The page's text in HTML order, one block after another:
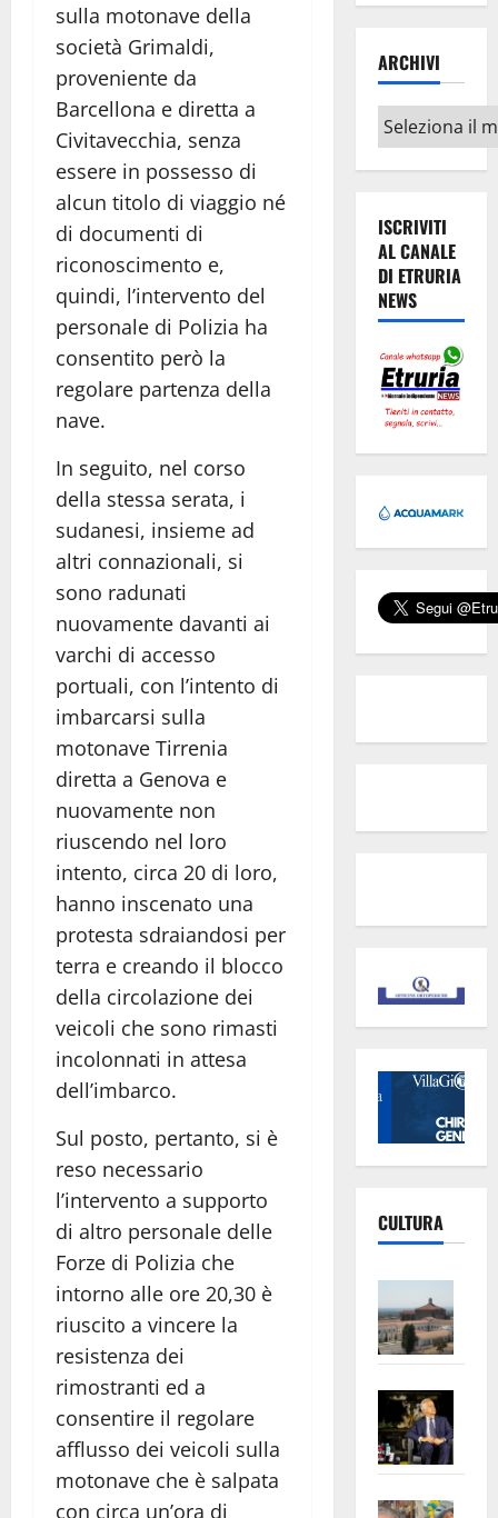
sulla motonave della
società Grimaldi,
proveniente da
Barcellona e diretta a
Civitavecchia, senza
essere in possesso di
alcun titolo di viaggio né
di documenti di
riconoscimento e,
quindi, l’intervento del
personale di Polizia ha
consentito però la
regolare partenza della
nave.
In seguito, nel corso
della stessa serata, i
sudanesi, insieme ad
altri connazionali, si
sono radunati
nuovamente davanti ai
varchi di accesso
portuali, con l’intento di
imbarcarsi sulla
motonave Tirrenia
diretta a Genova e
nuovamente non
riuscendo nel loro
intento, circa 20 di loro,
hanno inscenato una
protesta sdraiandosi per
terra e creando il blocco
della circolazione dei
veicoli che sono rimasti
incolonnati in attesa
dell’imbarco.
Sul posto, pertanto, si è
reso necessario
l’intervento a supporto
di altro personale delle
Forze di Polizia che
intorno alle ore 20,30 è
riuscito a vincere la
resistenza dei
rimostranti ed a
consentire il regolare
afflusso dei veicoli sulla
motonave che è salpata
con circa un’ora di
ARCHIVI
Archivi
ISCRIVITI
AL CANALE
DI ETRURIA
NEWS
CULTURA
apre